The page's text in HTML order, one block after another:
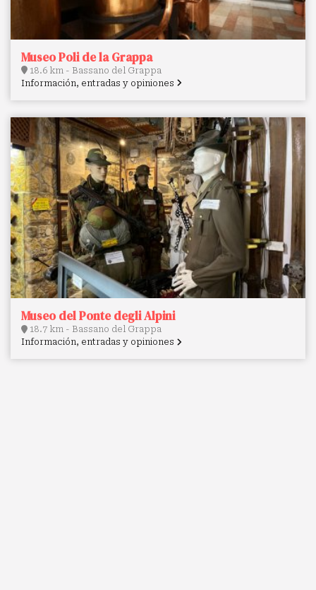
Museo Poli de la Grappa
18.6 km - Bassano del Grappa
Información, entradas y opiniones
Museo del Ponte degli Alpini
18.7 km - Bassano del Grappa
Información, entradas y opiniones